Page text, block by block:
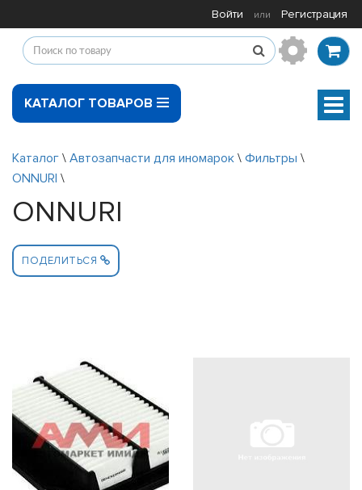
Войти или Регистрация
КАТАЛОГ ТОВАРОВ
Каталог \ Автозапчасти для иномарок \ Фильтры \
ONNURI \
ONNURI
ПОДЕЛИТЬСЯ
БЫСТРЫЙ ПРОСМОТР